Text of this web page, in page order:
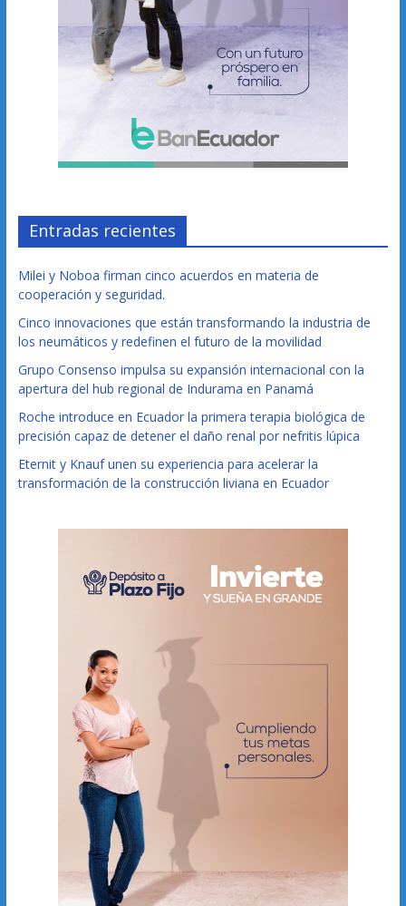
Entradas recientes
Milei y Noboa firman cinco acuerdos en materia de
cooperación y seguridad.
Cinco innovaciones que están transformando la industria de
los neumáticos y redefinen el futuro de la movilidad
Grupo Consenso impulsa su expansión internacional con la
apertura del hub regional de Indurama en Panamá
Roche introduce en Ecuador la primera terapia biológica de
precisión capaz de detener el daño renal por nefritis lúpica
Eternit y Knauf unen su experiencia para acelerar la
transformación de la construcción liviana en Ecuador